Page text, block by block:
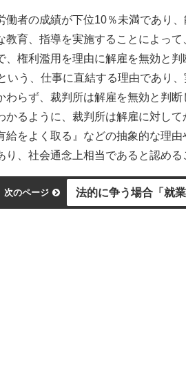
働者の成績が下位10％未満であり
教育、指導を実施することによっ
、権利濫用を理由に解雇を無効と
いう、仕事に直結する理由であり
わらず、裁判所は解雇を無効と判
かるように、裁判所は解雇に対し
給をよく取る』などの抽象的な理
り、社会通念上相当であると認める
次のページ 法的に争う場合「就